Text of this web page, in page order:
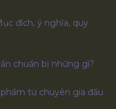
đích, ý nghĩa, quy
chuẩn bị những gì?
từ chuyên gia đầu